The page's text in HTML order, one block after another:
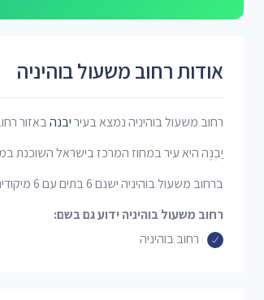
אודות רחוב משעול בוהיניה
רחוב משעול בוהיניה נמצא בעיריבנהבאזור
יַבְנֶה היא עיר במחוז המרכז בישראל השוכנת
ברחוב משעול בוהיניה ישנם 6 בתים עם 6 מיקודים שונים.
רחוב משעול בוהיניה ידוע גם בשם:
רחוב בוהיניה